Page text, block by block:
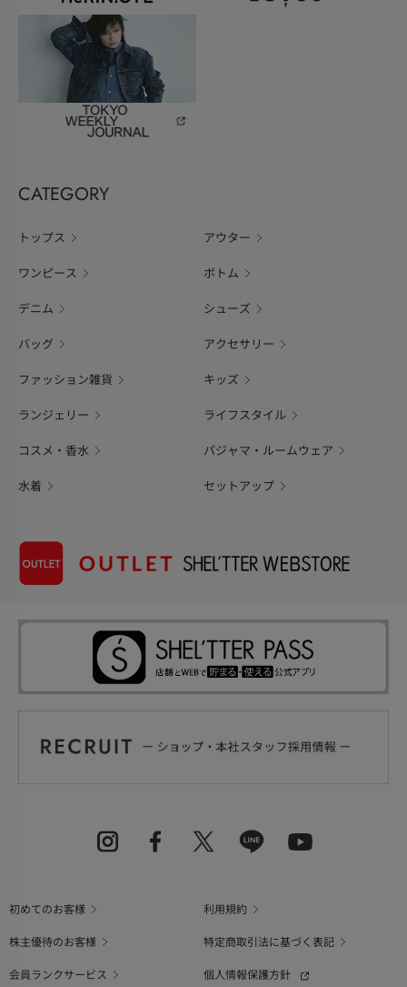
CATEGORY
トップス アウター
ワンピース ボトム
デニム シューズ
バッグ アクセサリー
ファッション雑貨 キッズ
ランジェリー ライフスタイル
コスメ・香水 パジャマ・ルームウェア
水着 セットアップ
初めてのお客様
利用規約
株主優待のお客様
特定商取引法に基づく表記
会員ランクサービス
個人情報保護方針